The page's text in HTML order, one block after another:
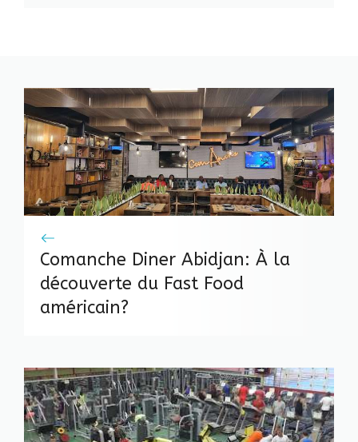
Comanche Diner Abidjan: À la
découverte du Fast Food
américain?